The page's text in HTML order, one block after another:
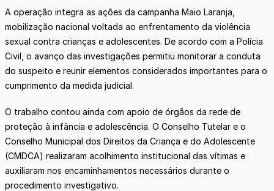
A operação integra as ações da campanha Maio Laranja,
mobilização nacional voltada ao enfrentamento da violência
sexual contra crianças e adolescentes. De acordo com a Polícia
Civil, o avanço das investigações permitiu monitorar a conduta
do suspeito e reunir elementos considerados importantes para o
cumprimento da medida judicial.
O trabalho contou ainda com apoio de órgãos da rede de
proteção à infância e adolescência. O Conselho Tutelar e o
Conselho Municipal dos Direitos da Criança e do Adolescente
(CMDCA) realizaram acolhimento institucional das vítimas e
auxiliaram nos encaminhamentos necessários durante o
procedimento investigativo.